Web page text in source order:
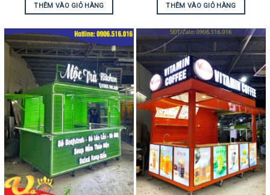
THÊM VÀO GIỎ HÀNG THÊM VÀO GIỎ HÀNG